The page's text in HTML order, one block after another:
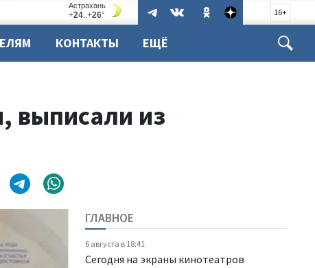
16+
КОНТАКТЫ ЕЩЁ
выписали из
ГЛАВНОЕ
6 августа в 18:41
Сегодня на экраны кинотеатров